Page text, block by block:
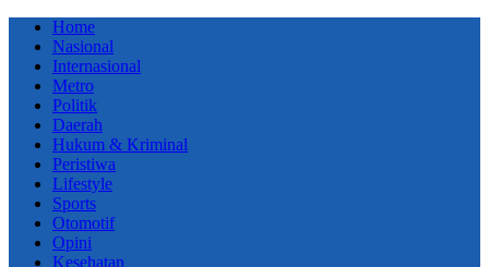
Home
Nasional
Internasional
Metro
Politik
Daerah
Hukum & Kriminal
Peristiwa
Lifestyle
Sports
Otomotif
Opini
Kesehatan